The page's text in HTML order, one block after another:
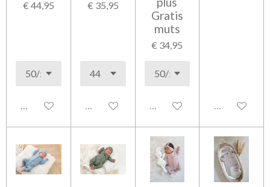
€ 44,95
Uitgeschakeld
€ 35,95
Uitgeschakeld
Gratis
muts
€ 34,95
Uitgeschakeld